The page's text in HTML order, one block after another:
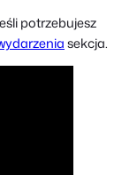
potrzebujesz
sekcja.